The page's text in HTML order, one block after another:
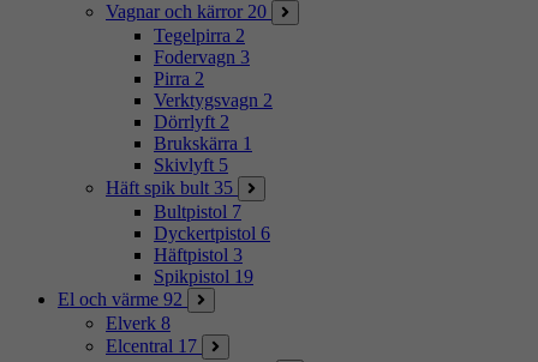
Vagnar och kärror 20
Tegelpirra 2
Fodervagn 3
Pirra 2
Verktygsvagn 2
Dörrlyft 2
Brukskärra 1
Skivlyft 5
Häft spik bult 35
Bultpistol 7
Dyckertpistol 6
Häftpistol 3
Spikpistol 19
El och värme 92
Elverk 8
Elcentral 17